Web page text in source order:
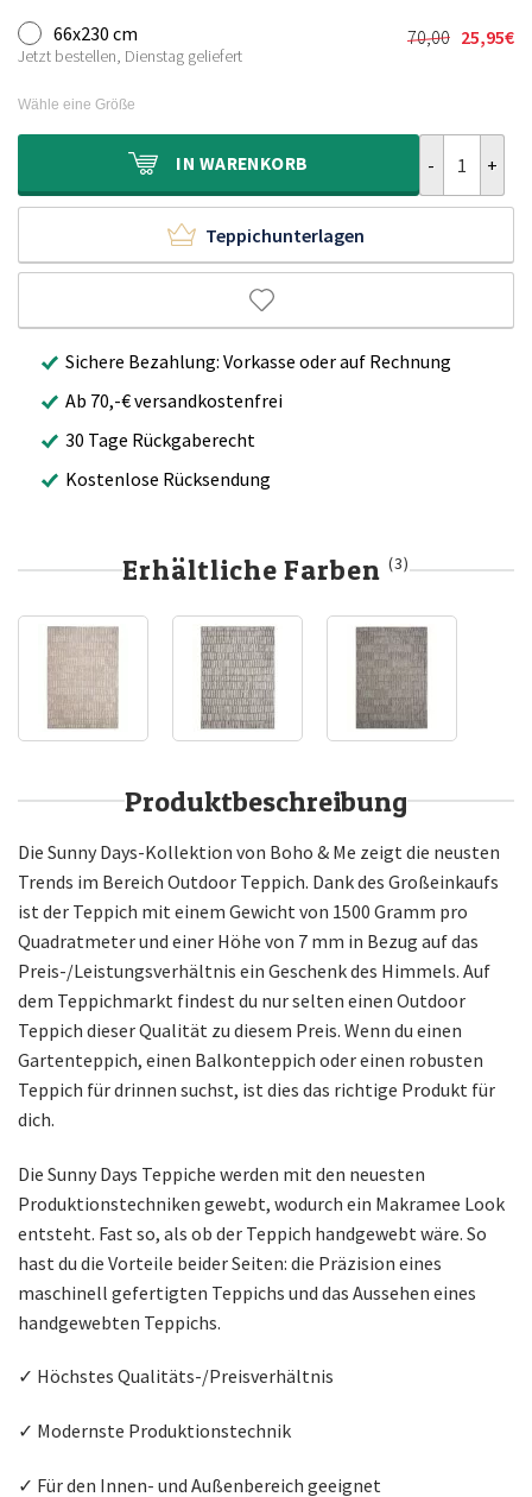
66x230 cm
Jetzt bestellen, Dienstag geliefert
70,00 25,95€
Aktueller
Wähle eine Größe
IN WARENKORB
Teppichunterlagen
Sichere Bezahlung: Vorkasse oder auf Rechnung
Ab 70,-€ versandkostenfrei
30 Tage Rückgaberecht
Kostenlose Rücksendung
Erhältliche Farben(3)
Produktbeschreibung
Die Sunny Days-Kollektion von Boho & Me zeigt die neusten
Trends im Bereich Outdoor Teppich. Dank des Großeinkaufs
ist der Teppich mit einem Gewicht von 1500 Gramm pro
Quadratmeter und einer Höhe von 7 mm in Bezug auf das
Preis-/Leistungsverhältnis ein Geschenk des Himmels. Auf
dem Teppichmarkt findest du nur selten einen Outdoor
Teppich dieser Qualität zu diesem Preis. Wenn du einen
Gartenteppich, einen Balkonteppich oder einen robusten
Teppich für drinnen suchst, ist dies das richtige Produkt für
dich.
Die Sunny Days Teppiche werden mit den neuesten
Produktionstechniken gewebt, wodurch ein Makramee Look
entsteht. Fast so, als ob der Teppich handgewebt wäre. So
hast du die Vorteile beider Seiten: die Präzision eines
maschinell gefertigten Teppichs und das Aussehen eines
handgewebten Teppichs.
✓ Höchstes Qualitäts-/Preisverhältnis
✓ Modernste Produktionstechnik
✓ Für den Innen- und Außenbereich geeignet